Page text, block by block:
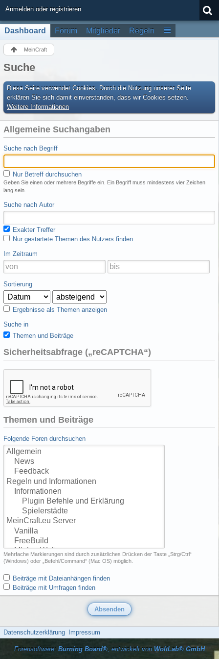
Anmelden oder registrieren
Dashboard Forum Mitglieder Regeln
MeinCraft
Suche
Diese Seite verwendet Cookies. Durch die Nutzung unserer Seite
erklären Sie sich damit einverstanden, dass wir Cookies setzen.
Weitere Informationen
Allgemeine Suchangaben
Suche nach Begriff
Nur Betreff durchsuchen
Geben Sie einen oder mehrere Begriffe ein. Ein Begriff muss mindestens vier Zeichen
lang sein.
Suche nach Autor
Exakter Treffer
Nur gestartete Themen des Nutzers finden
Im Zeitraum
Sortierung
Ergebnisse als Themen anzeigen
Suche in
Themen und Beiträge
Sicherheitsabfrage („reCAPTCHA“)
Themen und Beiträge
Folgende Foren durchsuchen
Mehrfache Markierungen sind durch zusätzliches Drücken der Taste „Strg/Ctrl“
(Windows) oder „Befehl/Command“ (Mac OS) möglich.
Beiträge mit Dateianhängen finden
Beiträge mit Umfragen finden
Datenschutzerklärung Impressum
Forensoftware: Burning Board®, entwickelt von WoltLab® GmbH